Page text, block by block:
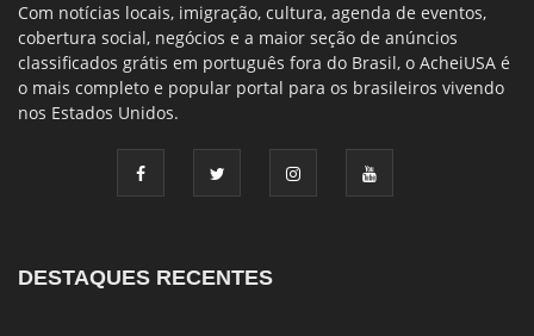
Com notícias locais, imigração, cultura, agenda de eventos,
cobertura social, negócios e a maior seção de anúncios
classificados grátis em português fora do Brasil, o AcheiUSA é
o mais completo e popular portal para os brasileiros vivendo
nos Estados Unidos.
DESTAQUES RECENTES